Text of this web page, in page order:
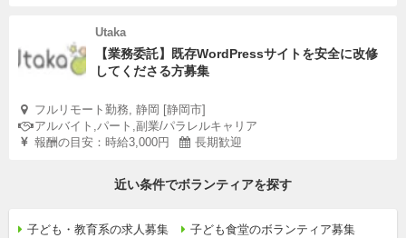
Utaka
【業務委託】既存WordPressサイトを安全に改修
してくださる方募集
フルリモート勤務, 静岡 [静岡市]
アルバイト,パート,副業/パラレルキャリア
報酬の目安：時給3,000円
長期歓迎
近い条件でボランティアを探す
子ども・教育系の求人募集
子ども食堂のボランティア募集